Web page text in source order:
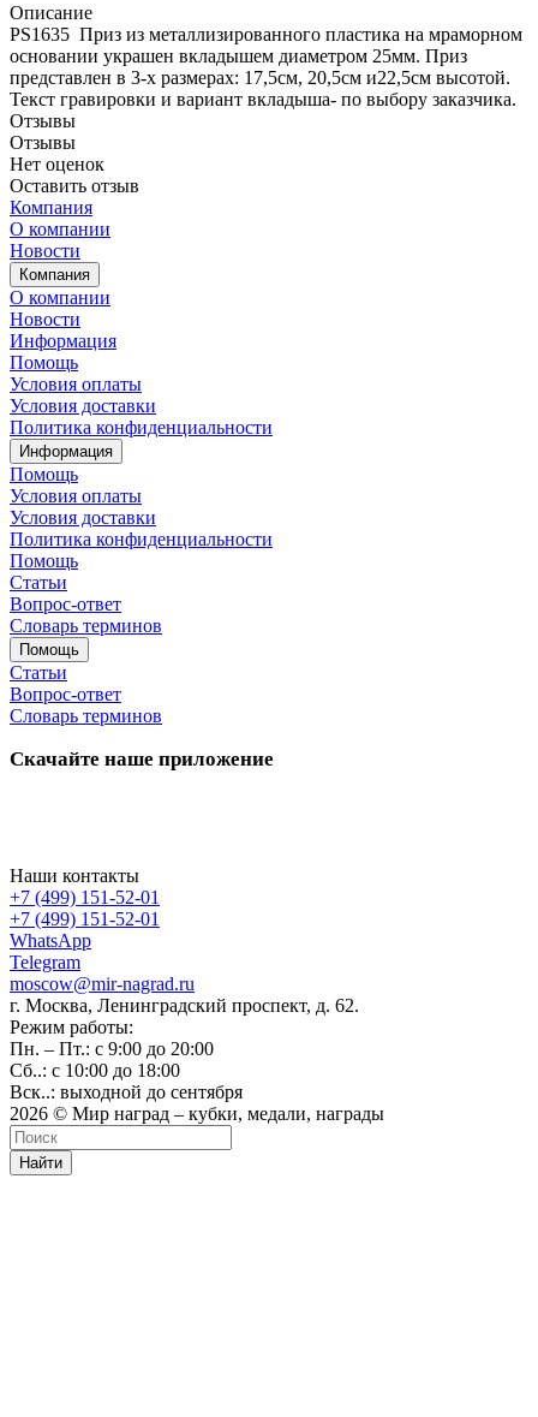
Описание
PS1635 Приз из металлизированного пластика на мраморном
основании украшен вкладышем диаметром 25мм. Приз
представлен в 3-х размерах: 17,5см, 20,5см и22,5см высотой.
Текст гравировки и вариант вкладыша- по выбору заказчика.
Отзывы
Отзывы
Нет оценок
Оставить отзыв
Компания
О компании
Новости
Компания
О компании
Новости
Информация
Помощь
Условия оплаты
Условия доставки
Политика конфиденциальности
Информация
Помощь
Условия оплаты
Условия доставки
Политика конфиденциальности
Помощь
Статьи
Вопрос-ответ
Словарь терминов
Помощь
Статьи
Вопрос-ответ
Словарь терминов
Скачайте наше приложение
Наши контакты
+7 (499) 151-52-01
+7 (499) 151-52-01
WhatsApp
Telegram
moscow@mir-nagrad.ru
г. Москва, Ленинградский проспект, д. 62.
Режим работы:
Пн. – Пт.: с 9:00 до 20:00
Сб..: с 10:00 до 18:00
Вск..: выходной до сентября
2026 © Мир наград – кубки, медали, награды
Найти